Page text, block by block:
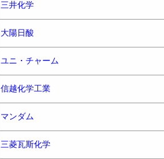
三井化学
大陽日酸
ユニ・チャーム
信越化学工業
マンダム
三菱瓦斯化学